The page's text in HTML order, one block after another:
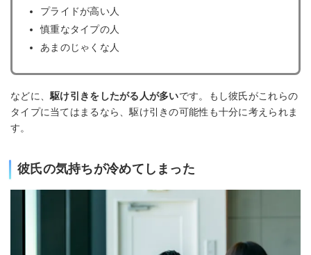
プライドが高い人
慎重なタイプの人
あまのじゃくな人
などに、駆け引きをしたがる人が多いです。もし彼氏がこれらの
タイプに当てはまるなら、駆け引きの可能性も十分に考えられま
す。
彼氏の気持ちが冷めてしまった